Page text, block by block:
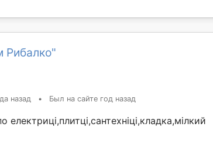
Рибалко"
назад • Был на сайте год назад